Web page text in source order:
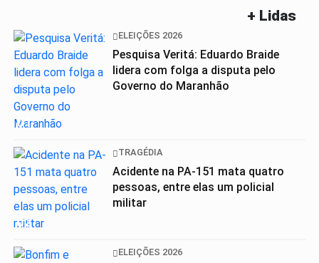
+ Lidas
01
ELEIÇÕES 2026
Pesquisa Veritá: Eduardo Braide
lidera com folga a disputa pelo
Governo do Maranhão
02
TRAGÉDIA
Acidente na PA-151 mata quatro
pessoas, entre elas um policial
militar
ELEIÇÕES 2026